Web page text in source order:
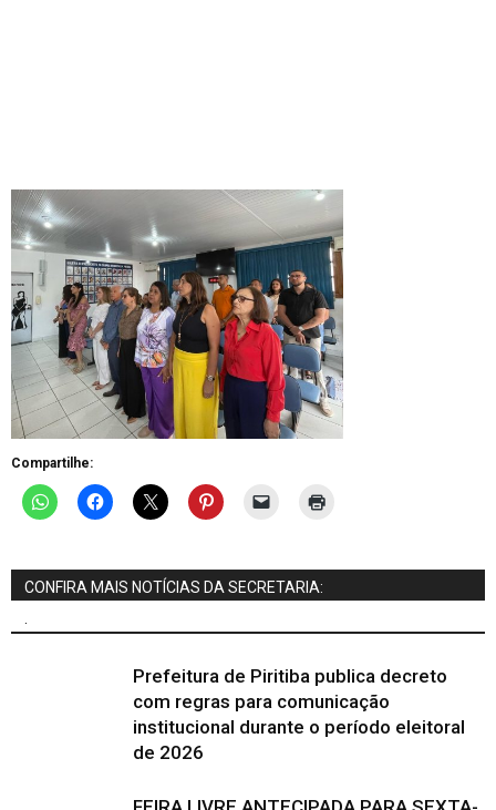
Compartilhe:
CONFIRA MAIS NOTÍCIAS DA SECRETARIA:
Prefeitura de Piritiba publica decreto
com regras para comunicação
institucional durante o período eleitoral
de 2026